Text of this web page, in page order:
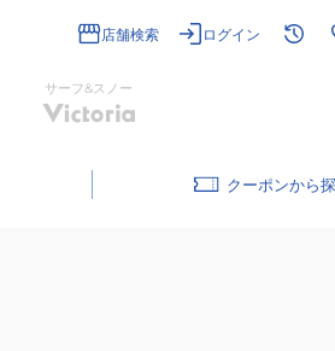
店舗検索 ログイン
サーフ&スノー
クーポン